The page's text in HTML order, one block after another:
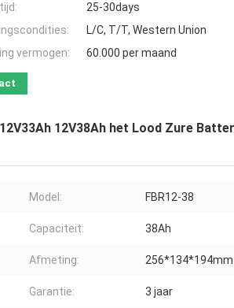
25-30days
L/C, T/T, Western Union
vermogen:
60.000 per maand
12V38Ah het Lood Zure
Model: FBR12-38
Capaciteit: 38Ah
Afmeting: 256*134*194mm
Garantie: 3 jaar